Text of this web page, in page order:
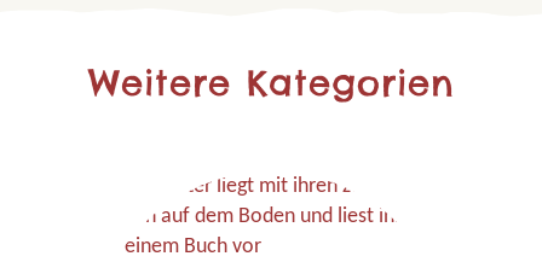
Weitere Kategorien